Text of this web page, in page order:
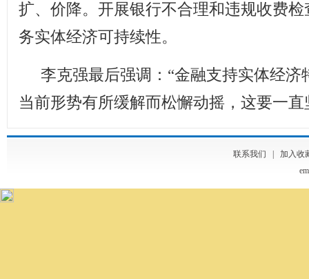
扩、价降。开展银行不合理和违规收费
务实体经济可持续性。
李克强最后强调：“金融支持实体经
当前形势有所缓解而松懈动摇，这要一直
联系我们 |加入收